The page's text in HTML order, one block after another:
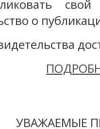
о
УВАЖАЕМЫЕ